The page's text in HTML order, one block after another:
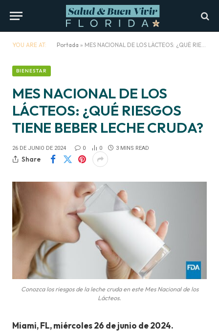
YOU ARE AT: Portada » MES NACIONAL DE LOS LÁCTEOS: ¿QUÉ RIESGOS TIENE BEBER LECHE CRUDA?
BIENESTAR
MES NACIONAL DE LOS
LÁCTEOS: ¿QUÉ RIESGOS
TIENE BEBER LECHE CRUDA?
26 DE JUNIO DE 2024 0 0 3 MINS READ
Share
Conozca los riesgos de la leche cruda en este Mes Nacional de los
Lácteos.
Miami, FL, miércoles 26 de junio de 2024.